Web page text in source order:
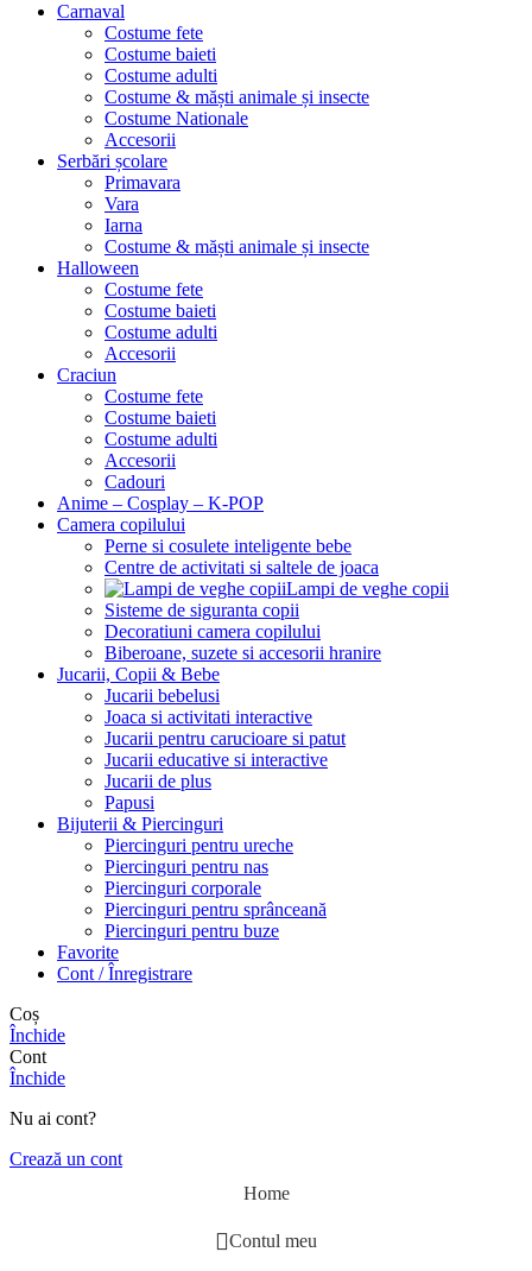
Carnaval
Costume fete
Costume baieti
Costume adulti
Costume & măști animale și insecte
Costume Nationale
Accesorii
Serbări școlare
Primavara
Vara
Iarna
Costume & măști animale și insecte
Halloween
Costume fete
Costume baieti
Costume adulti
Accesorii
Craciun
Costume fete
Costume baieti
Costume adulti
Accesorii
Cadouri
Anime – Cosplay – K‑POP
Camera copilului
Perne si cosulete inteligente bebe
Centre de activitati si saltele de joaca
Lampi de veghe copii
Sisteme de siguranta copii
Decoratiuni camera copilului
Biberoane, suzete si accesorii hranire
Jucarii, Copii & Bebe
Jucarii bebelusi
Joaca si activitati interactive
Jucarii pentru carucioare si patut
Jucarii educative si interactive
Jucarii de plus
Papusi
Bijuterii & Piercinguri
Piercinguri pentru ureche
Piercinguri pentru nas
Piercinguri corporale
Piercinguri pentru sprânceană
Piercinguri pentru buze
Favorite
Cont / Înregistrare
Coș
Închide
Cont
Închide
Nu ai cont?
Crează un cont
Home
Contul meu